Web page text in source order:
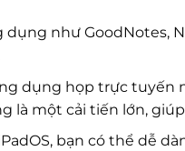
dụng như GoodNotes,
dụng họp trực tuyến
là một cải tiến lớn,
bạn có thể dễ